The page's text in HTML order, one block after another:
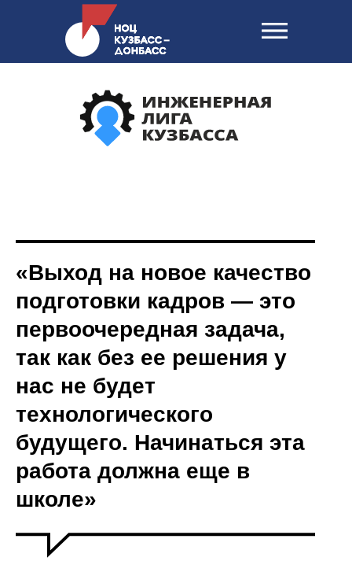
«Выход на новое качество
подготовки кадров — это
первоочередная задача,
так как без ее решения у
нас не будет
технологического
будущего. Начинаться эта
работа должна еще в
школе»